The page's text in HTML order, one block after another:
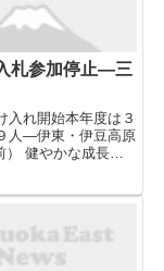
札参加停止―三
入れ開始本年度は３
人―伊東・伊豆高原
健やかな成長願
挙功労で総務相表
委 （4分前） ビ
ン基礎講座...